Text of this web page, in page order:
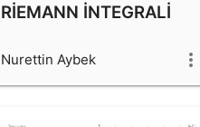
RİEMANN İNTEGRALİ
Nurettin Aybek